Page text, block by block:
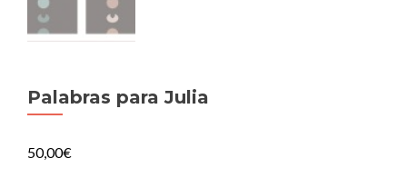
Palabras para Julia
50,00€